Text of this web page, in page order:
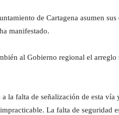
de Cartagena asumen
manifestado.
al Gobierno regional el
la falta de señalización de esta
La falta de seguridad